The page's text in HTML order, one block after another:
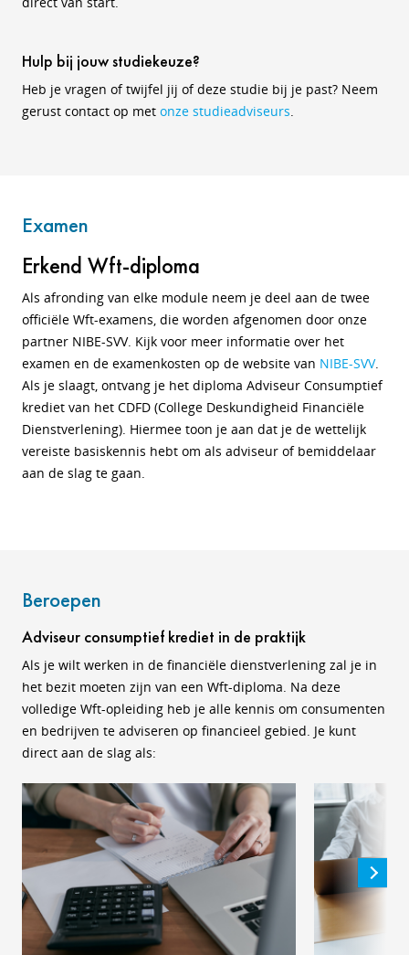
Hulp bij jouw studiekeuze?
Heb je vragen of twijfel jij of deze studie bij je past? Neem
gerust contact op met onze studieadviseurs.
Examen
Erkend Wft-diploma
Als afronding van elke module neem je deel aan de twee
officiële Wft-examens, die worden afgenomen door onze
partner NIBE-SVV. Kijk voor meer informatie over het
examen en de examenkosten op de website van NIBE-SVV.
Als je slaagt, ontvang je het diploma Adviseur Consumptief
krediet van het CDFD (College Deskundigheid Financiële
Dienstverlening). Hiermee toon je aan dat je de wettelijk
vereiste basiskennis hebt om als adviseur of bemiddelaar
aan de slag te gaan.
Beroepen
Adviseur consumptief krediet in de praktijk
Als je wilt werken in de financiële dienstverlening zal je in
het bezit moeten zijn van een Wft-diploma. Na deze
volledige Wft-opleiding heb je alle kennis om consumenten
en bedrijven te adviseren op financieel gebied. Je kunt
direct aan de slag als: